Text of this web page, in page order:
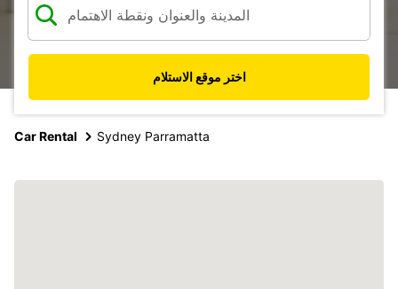
اختر موقع الاستلام
Car Rental Sydney Parramatta